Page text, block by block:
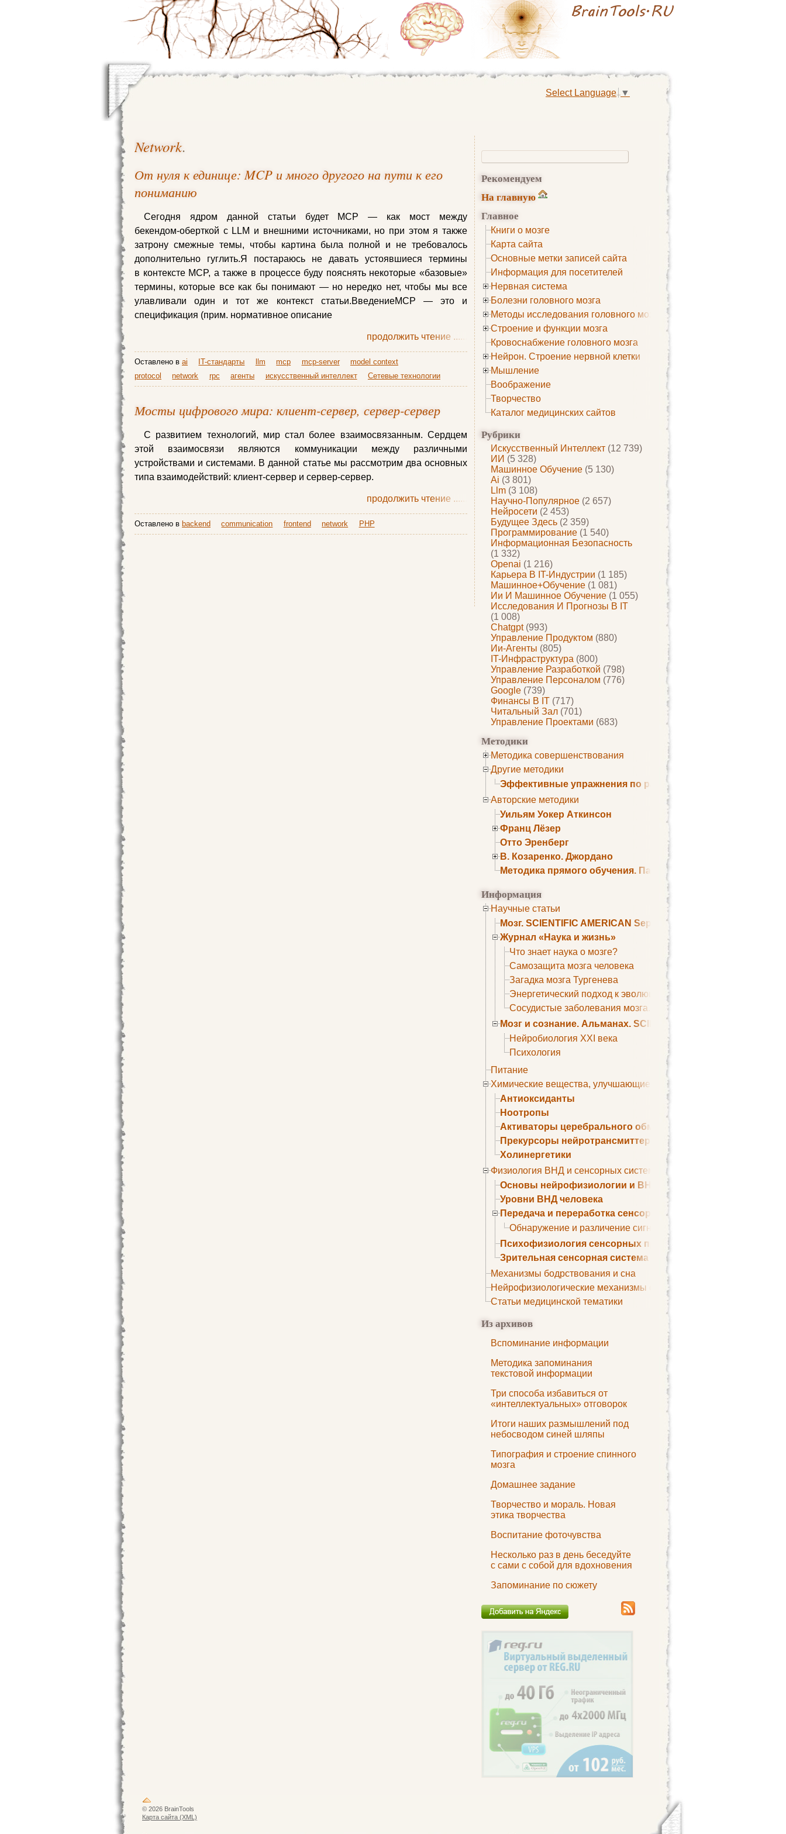
Select Language ▼
Рекомендуем
На главную
Главное
Книги о мозге
Карта сайта
Основные метки записей сайта
Информация для посетителей
Нервная система
Болезни головного мозга
Методы исследования головного мозга
Строение и функции мозга
Кровоснабжение головного мозга
Нейрон. Строение нервной клетки
Мышление
Воображение
Творчество
Каталог медицинских сайтов
Рубрики
Искусственный Интеллект (12 739)
ИИ (5 328)
Машинное Обучение (5 130)
Ai (3 801)
Llm (3 108)
Научно-Популярное (2 657)
Нейросети (2 453)
Будущее Здесь (2 359)
Программирование (1 540)
Информационная Безопасность
(1 332)
Openai (1 216)
Карьера В IT-Индустрии (1 185)
Машинное+обучение (1 081)
Ии И Машинное Обучение (1 055)
Исследования И Прогнозы В IT
(1 008)
Chatgpt(993)
Управление Продуктом (880)
Ии-Агенты (805)
IT-Инфраструктура (800)
Управление Разработкой (798)
Управление Персоналом (776)
Google (739)
Финансы В IT (717)
Читальный Зал (701)
Управление Проектами (683)
Методики
Методика совершенствования
Другие методики
Эффективные упражнения по развитию памяти
Авторские методики
Уильям Уокер Аткинсон
Франц Лёзер
Отто Эренберг
В. Козаренко. Джордано
Методика прямого обучения. Пауль Шелли
Информация
Научные статьи
Мозг. SCIENTIFIC AMERICAN September 1979
Журнал «Наука и жизнь»
Что знает наука о мозге?
Самозащита мозга человека
Загадка мозга Тургенева
Энергетический подход к эволюции мозга
Сосудистые заболевания мозга. Все может начаться с
Мозг и сознание. Альманах. SCIENTIFIC AMERICAN
Нейробиология XXI века
Психология
Питание
Химические вещества, улучшающие умственные способности
Антиоксиданты
Ноотропы
Активаторы церебрального обмена веществ
Прекурсоры нейротрансмиттеров
Холинергетики
Физиология ВНД и сенсорных систем
Основы нейрофизиологии и ВНД
Уровни ВНД человека
Передача и переработка сенсорных сигналов
Обнаружение и различение сигналов. Сенсорная рецепция
Психофизиология сенсорных процессов
Зрительная сенсорная система
Механизмы бодрствования и сна
Нейрофизиологические механизмы сна
Статьи медицинской тематики
Из архивов
Вспоминание информации
Методика запоминания
текстовой информации
Три способа избавиться от
«интеллектуальных» отговорок
Итоги наших размышлений под
небосводом синей шляпы
Типография и строение спинного
мозга
Домашнее задание
Творчество и мораль. Новая
этика творчества
Воспитание фоточувства
Несколько раз в день беседуйте
с сами с собой для вдохновения
Запоминание по сюжету
Network.
От нуля к единице: MCP и много другого на пути к его
пониманию
Сегодня ядром данной статьи будет MCP — как мост между
бекендом‑оберткой с LLM и внешними источниками, но при этом я также
затрону смежные темы, чтобы картина была полной и не требовалось
дополнительно гуглить.Я постараюсь не давать устоявшиеся термины
в контексте MCP, а также в процессе буду пояснять некоторые «базовые»
термины, которые все как бы понимают — но нередко нет, чтобы мы все
улавливали один и тот же контекст статьи.ВведениеMCP — это и
спецификация (прим. нормативное описание
продолжить чтение ......
Оставлено в ai IT-стандарты llm mcp mcp-server
model context
protocol
network rpc агенты искусственный интеллект Сетевые технологии
Мосты цифрового мира: клиент-сервер, сервер-сервер
С развитием технологий, мир стал более взаимосвязанным. Сердцем
этой взаимосвязи являются коммуникации между различными
устройствами и системами. В данной статье мы рассмотрим два основных
типа взаимодействий: клиент-сервер и сервер-сервер.
продолжить чтение ......
Оставлено в backend communication frontend network PHP
© 2026 BrainTools
Карта сайта (XML)